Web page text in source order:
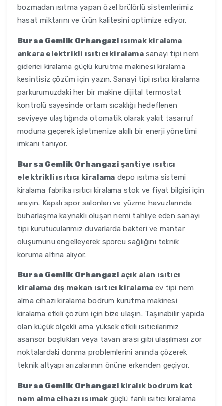
bozmadan ısıtma yapan özel brülörlü sistemlerimiz
hasat miktarını ve ürün kalitesini optimize ediyor.
Bursa Gemlik Orhangazi ısımak kiralama
ankara elektrikli ısıtıcı kiralamasanayi tipi nem
giderici kiralama güçlü kurutma makinesi kiralama
kesintisiz çözüm için yazın. Sanayi tipi ısıtıcı kiralama
parkurumuzdaki her bir makine dijital termostat
kontrolü sayesinde ortam sıcaklığı hedeflenen
seviyeye ulaştığında otomatik olarak yakıt tasarruf
moduna geçerek işletmenize akıllı bir enerji yönetimi
imkanı tanıyor.
Bursa Gemlik Orhangazi şantiye ısıtıcı
elektrikli ısıtıcı kiralama depo ısıtma sistemi
kiralama fabrika ısıtıcı kiralama stok ve fiyat bilgisi için
arayın. Kapalı spor salonları ve yüzme havuzlarında
buharlaşma kaynaklı oluşan nemi tahliye eden sanayi
tipi kurutucularımız duvarlarda bakteri ve mantar
oluşumunu engelleyerek sporcu sağlığını teknik
koruma altına alıyor.
Bursa Gemlik Orhangazi açık alan ısıtıcı
kiralama dış mekan ısıtıcı kiralama ev tipi nem
alma cihazı kiralama bodrum kurutma makinesi
kiralama etkili çözüm için bize ulaşın. Taşınabilir yapıda
olan küçük ölçekli ama yüksek etkili ısıtıcılarımız
asansör boşlukları veya tavan arası gibi ulaşılması zor
noktalardaki donma problemlerini anında çözerek
teknik altyapı arızalarının önüne erkenden geçiyor.
Bursa Gemlik Orhangazi kiralık bodrum kat
nem alma cihazı ısımak güçlü fanlı ısıtıcı kiralama